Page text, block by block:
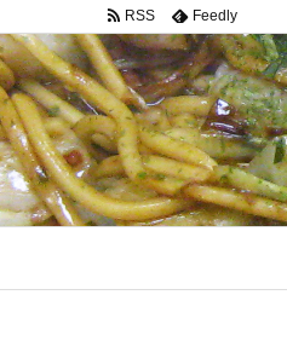
RSS Feedly